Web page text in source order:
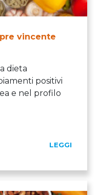
vincente
dieta
positivi
e nel profilo
LEGGI